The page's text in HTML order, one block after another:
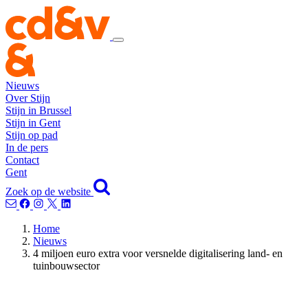
Nieuws
Over Stijn
Stijn in Brussel
Stijn in Gent
Stijn op pad
In de pers
Contact
Gent
Zoek op de website
Home
Nieuws
4 miljoen euro extra voor versnelde digitalisering land- en
tuinbouwsector